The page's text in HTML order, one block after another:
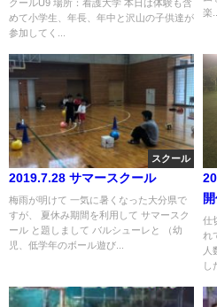
クールU9 場所：看護大学 本日は体験も含
めて小学生、年長、年中と沢山の子供達が
参加してく...
楽...
スクール
2019.7.28 サマースクール
梅雨が明けて 一気に暑くなった大分県で
すが、 夏休み期間を利用して サマースク
ール と題しまして バルシューレと （幼
児、低学年のボール遊び...
仕
れ
人
し